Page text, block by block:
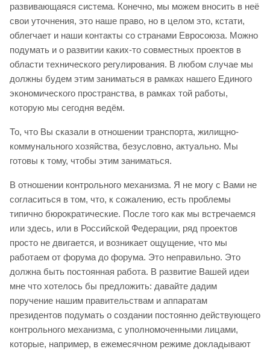
развивающаяся система. Конечно, мы можем вносить в неё
свои уточнения, это наше право, но в целом это, кстати,
облегчает и наши контакты со странами Евросоюза. Можно
подумать и о развитии каких-то совместных проектов в
области технического регулирования. В любом случае мы
должны будем этим заниматься в рамках нашего Единого
экономического пространства, в рамках той работы,
которую мы сегодня ведём.
То, что Вы сказали в отношении транспорта, жилищно-
коммунального хозяйства, безусловно, актуально. Мы
готовы к тому, чтобы этим заниматься.
В отношении контрольного механизма. Я не могу с Вами не
согласиться в том, что, к сожалению, есть проблемы
типично бюрократические. После того как мы встречаемся
или здесь, или в Российской Федерации, ряд проектов
просто не двигается, и возникает ощущение, что мы
работаем от форума до форума. Это неправильно. Это
должна быть постоянная работа. В развитие Вашей идеи
мне что хотелось бы предложить: давайте дадим
поручение нашим правительствам и аппаратам
президентов подумать о создании постоянно действующего
контрольного механизма, с уполномоченными лицами,
которые, например, в ежемесячном режиме докладывают